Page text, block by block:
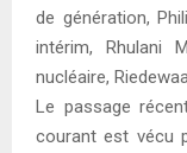
de génération,
intérim, Rhulani
nucléaire,
Le passage
courant est vécu